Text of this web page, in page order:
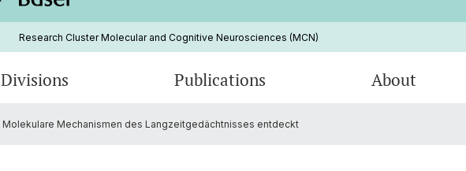
Research Cluster Molecular and Cognitive Neurosciences (MCN)
Divisions Publications About
Molekulare Mechanismen des Langzeitgedächtnisses entdeckt